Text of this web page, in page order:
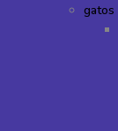
gatos